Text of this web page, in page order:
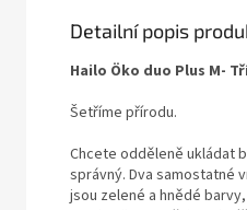
Detailní popis
Hailo Öko duo Plus M-
Šetříme přírodu.
Chcete odděleně ukládat
správný. Dva samostatné
jsou zelené a hnědé